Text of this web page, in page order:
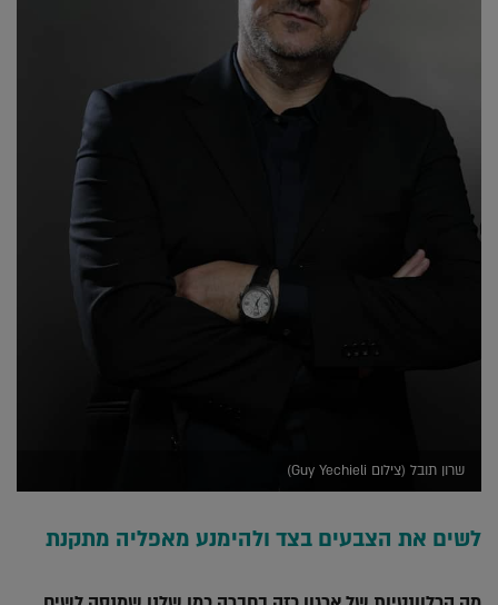
שרון תובל (צילום Guy Yechieli)
לשים את הצבעים בצד ולהימנע מאפליה מתקנת